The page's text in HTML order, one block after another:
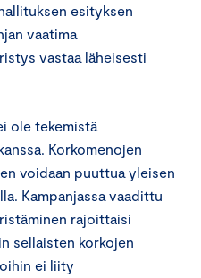
esityksen
vaatima
vastaa läheisesti
ole tekemistä
Korkomenojen
voidaan puuttua yleisen
Kampanjassa vaadittu
rajoittaisi
sellaisten korkojen
ei liity